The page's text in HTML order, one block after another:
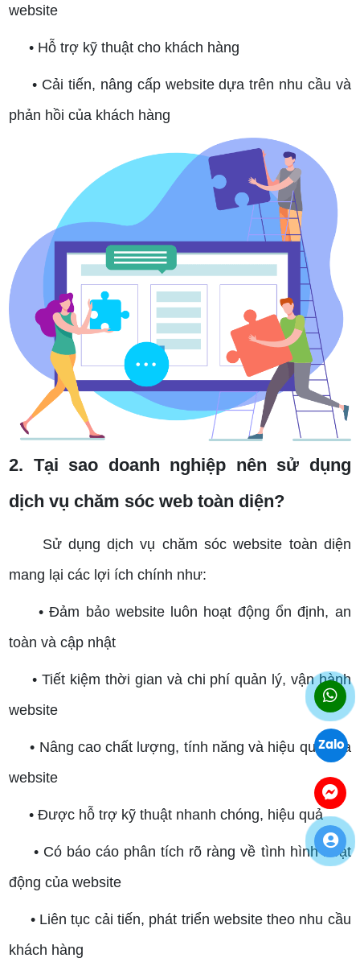
website
• Hỗ trợ kỹ thuật cho khách hàng
• Cải tiến, nâng cấp website dựa trên nhu cầu và
phản hồi của khách hàng
2. Tại sao doanh nghiệp nên sử dụng
dịch vụ chăm sóc web toàn diện?
Sử dụng dịch vụ chăm sóc website toàn diện
mang lại các lợi ích chính như:
• Đảm bảo website luôn hoạt động ổn định, an
toàn và cập nhật
• Tiết kiệm thời gian và chi phí quản lý, vận hành
website
• Nâng cao chất lượng, tính năng và hiệu quả của
website
• Được hỗ trợ kỹ thuật nhanh chóng, hiệu quả
• Có báo cáo phân tích rõ ràng về tình hình hoạt
động của website
• Liên tục cải tiến, phát triển website theo nhu cầu
khách hàng
Zalo